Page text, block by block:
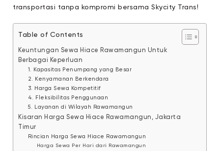
transportasi tanpa kompromi bersama Skycity Trans!
Table of Contents
Keuntungan Sewa Hiace Rawamangun Untuk
Berbagai Keperluan
1. Kapasitas Penumpang yang Besar
2. Kenyamanan Berkendara
3. Harga Sewa Kompetitif
4. Fleksibilitas Penggunaan
5. Layanan di Wilayah Rawamangun
Kisaran Harga Sewa Hiace Rawamangun, Jakarta
Timur
Rincian Harga Sewa Hiace Rawamangun
Harga Sewa Per Hari dari Rawamangun